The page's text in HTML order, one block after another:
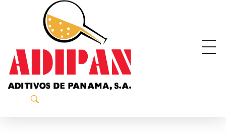
ADIPAN - Aditivos de Panamá S.A.
Productos especializados para la construcción.